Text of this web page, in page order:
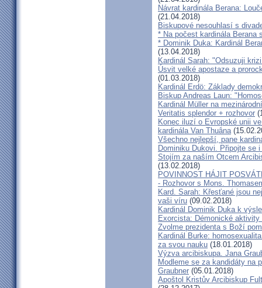
Návrat kardinála Berana:
(21.04.2018)
Biskupové nesouhlasí s
* Na počest kardinála
* Dominik Duka: Kardinál
(13.04.2018)
Kardinál Sarah: "Odsuzuji
Úsvit velké apostaze a
(01.03.2018)
Kardinál Erdö: Základy
Biskup Andreas Laun:
Kardinál Müller na
Veritatis splendor + rozhovor
Konec iluzí o Evropské unii
kardinála Van Thuâna
Všechno nejlepší, pane
Dominiku Dukovi. Připojte se
Stojím za naším Otcem
(13.02.2018)
POVINNOST HÁJIT
- Rozhovor s Mons.
Kard. Sarah: Křesťané jsou
vaši víru (09.02.2018)
Kardinál Dominik Duka k
Exorcista: Démonické
Zvolme prezidenta s Boží
Kardinál Burke:
za svou nauku (18.01.2018)
Výzva arcibiskupa. Jana
Modleme se za kandidáty na
Graubner (05.01.2018)
Apoštol Kristův Arcibiskup